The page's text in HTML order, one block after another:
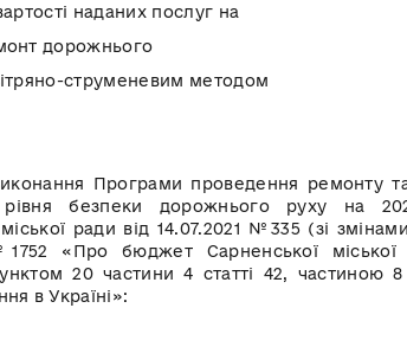
наданих послуг на
дорожнього
струменевим методом
Програми проведення ремонту та
рівня безпеки дорожнього руху на
ради від 14.07.2021 №335 (зі
«Про бюджет Сарненської міської
20 частини 4 статті 42, частиною
в Україні»: